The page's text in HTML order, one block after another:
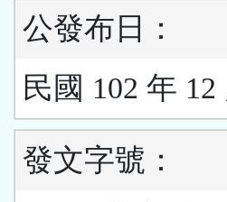
公發布日：
民國 102 年 12
發文字號：